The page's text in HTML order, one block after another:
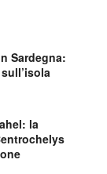
Sardegna:
la